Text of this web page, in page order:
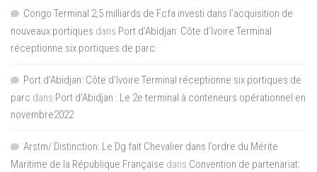
Congo Terminal 2,5 milliards de Fcfa investi dans l’acquisition de
nouveaux portiques dans Port d’Abidjan: Côte d’Ivoire Terminal
réceptionne six portiques de parc
Port d'Abidjan: Côte d’Ivoire Terminal réceptionne six portiques de
parc dans Port d’Abidjan : Le 2e terminal à conteneurs opérationnel en
novembre2022
Arstm/ Distinction: Le Dg fait Chevalier dans l’ordre du Mérite
Maritime de la République Française dans Convention de partenariat: